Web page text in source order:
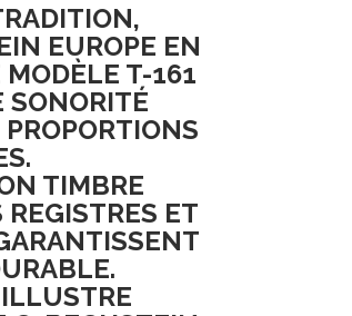
,
EUROPE EN
MODÈLE T-161
SONORITÉ
PROPORTIONS
.
TIMBRE
ET
.
ILLUSTRE